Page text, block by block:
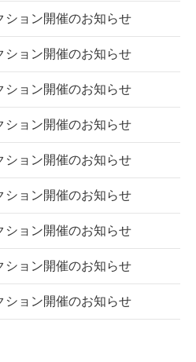
ション開催のお知らせ
ション開催のお知らせ
ション開催のお知らせ
ション開催のお知らせ
ション開催のお知らせ
ション開催のお知らせ
ション開催のお知らせ
ション開催のお知らせ
ション開催のお知らせ